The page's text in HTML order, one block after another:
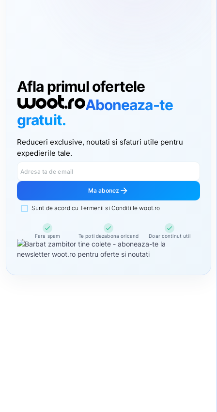
Afla primul ofertele
woot.roAboneaza-te
gratuit.
Reduceri exclusive, noutati si sfaturi utile pentru
expedierile tale.
Adresa ta de email
Ma abonez arrow_forward
Sunt de acord cu Termenii si Conditiile woot.ro
check
Fara spam
check
Te poti dezabona oricand
check
Doar continut util